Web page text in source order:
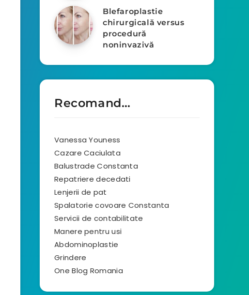
Blefaroplastie
chirurgicală versus
procedură
noninvazivă
Recomand…
Vanessa Youness
Cazare Caciulata
Balustrade Constanta
Repatriere decedati
Lenjerii de pat
Spalatorie covoare Constanta
Servicii de contabilitate
Manere pentru usi
Abdominoplastie
Grindere
One Blog Romania